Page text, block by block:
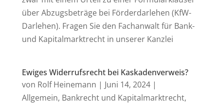
über Abzugsbeträge bei Förderdarlehen (KfW-
Darlehen). Fragen Sie den Fachanwalt für Bank-
und Kapitalmarktrecht in unserer Kanzlei
Ewiges Widerrufsrecht bei Kaskadenverweis?
von Rolf Heinemann | Juni 14, 2024|
Allgemein, Bankrecht und Kapitalmarktrecht,